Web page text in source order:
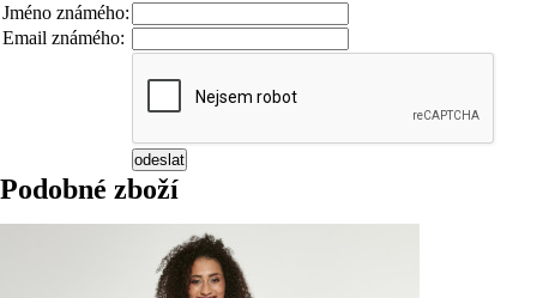
Jméno známého:
Email známého:
Podobné zboží